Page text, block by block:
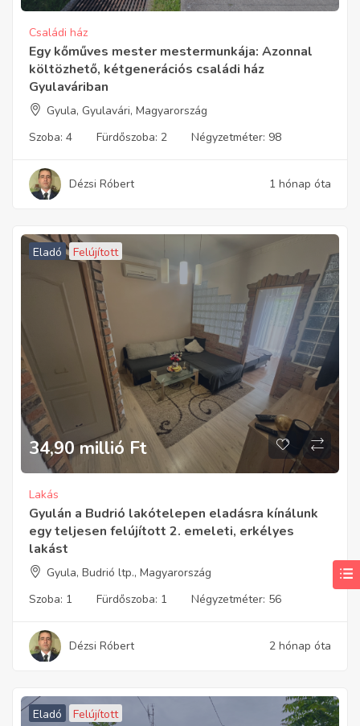
Családi ház
Egy kőműves mester mestermunkája: Azonnal
költözhető, kétgenerációs családi ház
Gyulaváriban
Gyula, Gyulavári, Magyarország
Szoba: 4 Fürdőszoba: 2 Négyzetméter: 98
Dézsi Róbert 1 hónap óta
Eladó Felújított
34,90 millió Ft
Lakás
Gyulán a Budrió lakótelepen eladásra kínálunk
egy teljesen felújított 2. emeleti, erkélyes
lakást
Gyula, Budrió ltp., Magyarország
Szoba: 1 Fürdőszoba: 1 Négyzetméter: 56
Dézsi Róbert 2 hónap óta
Eladó Felújított